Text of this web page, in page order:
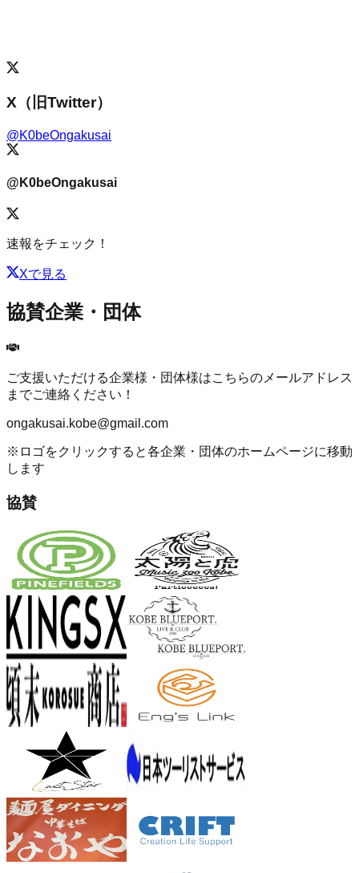
X（旧Twitter）
@K0beOngakusai
@ K0beOngakusai
速報をチェック！
Xで見る
協賛企業・団体
ご支援いただける企業様・団体様はこちらのメールアドレス
までご連絡ください！
ongakusai.kobe@gmail.com
※ロゴをクリックすると各企業・団体のホームページに移動
します
協賛